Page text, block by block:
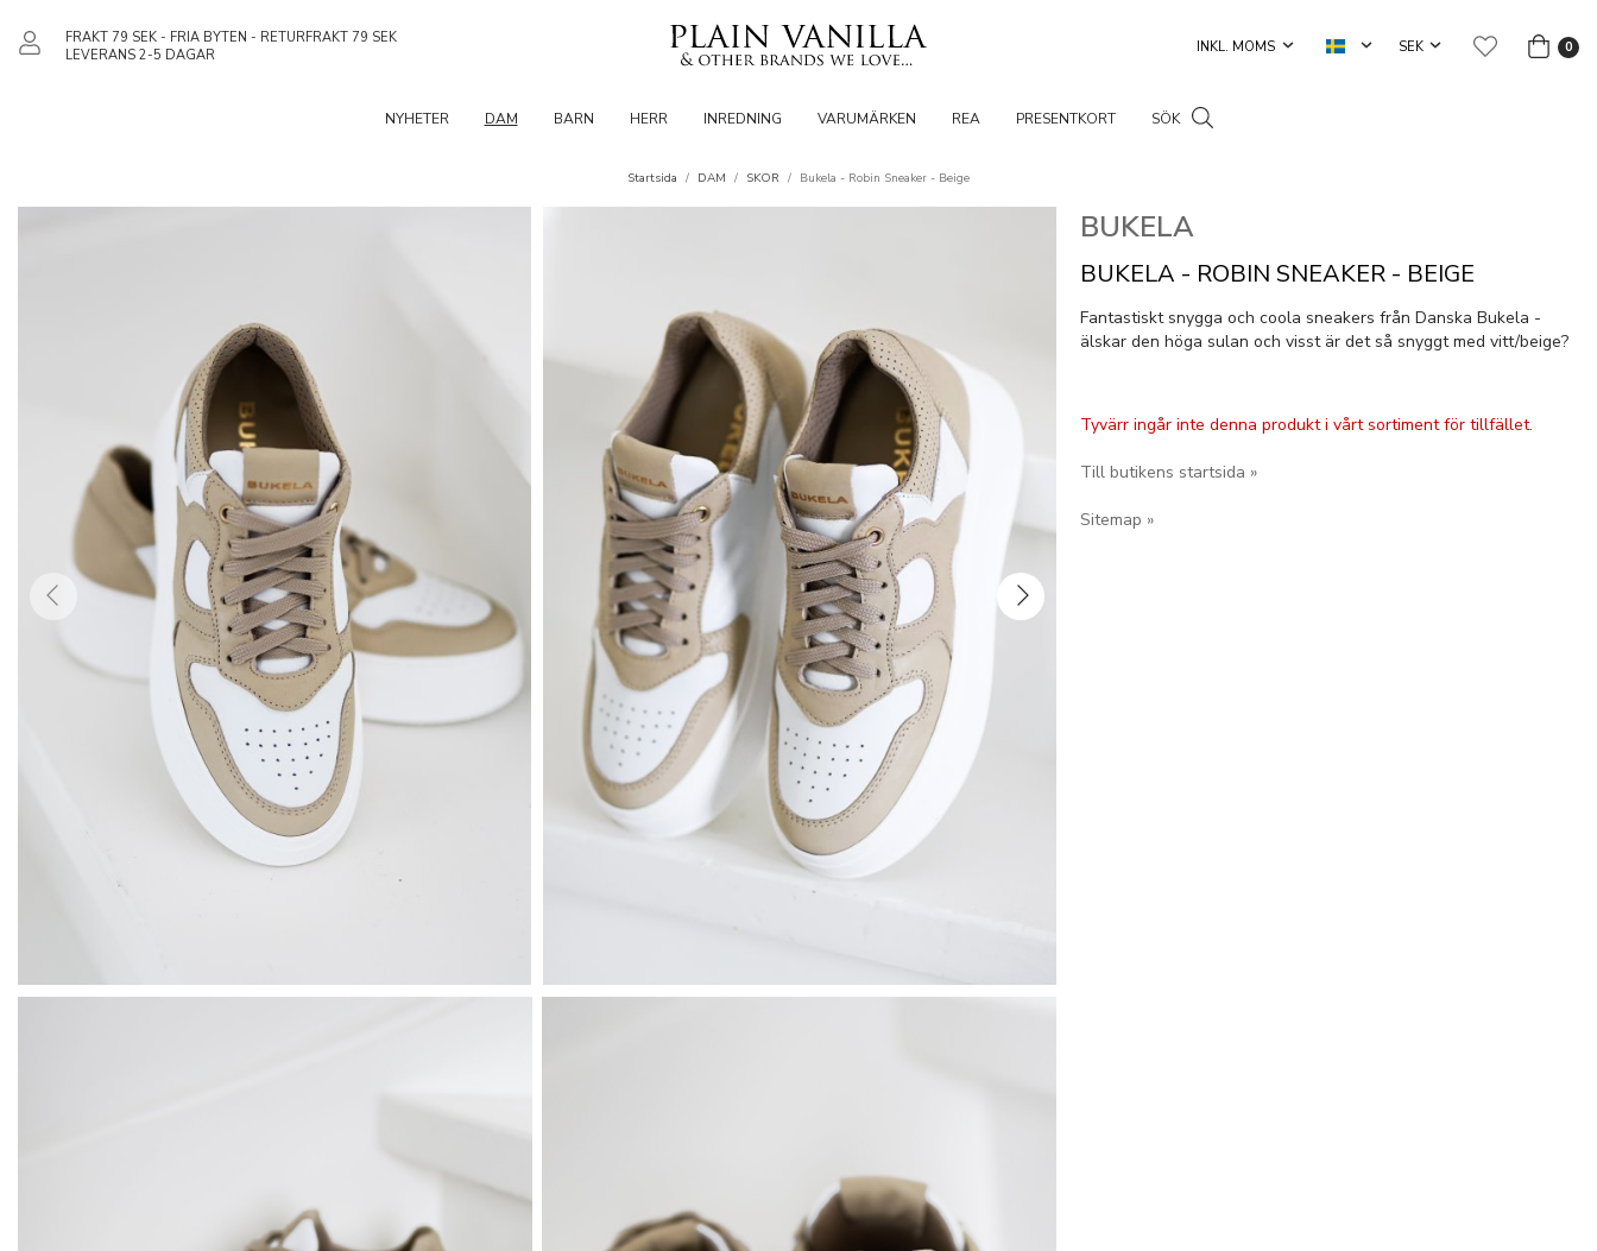
FRAKT 79 SEK - FRIA BYTEN - RETURFRAKT 79 SEK
LEVERANS 2-5 DAGAR
0
NYHETER DAM BARN HERR INREDNING VARUMÄRKEN REA PRESENTKORT SÖK
Startsida / DAM / SKOR / Bukela - Robin Sneaker - Beige
BUKELA
BUKELA - ROBIN SNEAKER - BEIGE
Fantastiskt snygga och coola sneakers från Danska Bukela -
älskar den höga sulan och visst är det så snyggt med vitt/beige?
Tyvärr ingår inte denna produkt i vårt sortiment för tillfället.
Till butikens startsida »
Sitemap »